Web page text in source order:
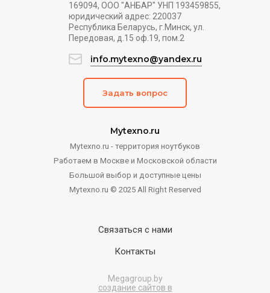
Mytexno.ru
Mytexno.ru - территория ноутбуков
Работаем в Москве и Московской области
Большой выбор и доступные цены
Mytexno.ru © 2025 All Right Reserved
169094, ООО "АНБАР" УНП 193459855,
юридический адрес: 220037
Республика Беларусь, г.Минск, ул.
Передовая, д.15 оф.19, пом.2
info.mytexno@yandex.ru
Задать вопрос
Связаться с нами
Контакты
Megagroup.by
создание сайтов в